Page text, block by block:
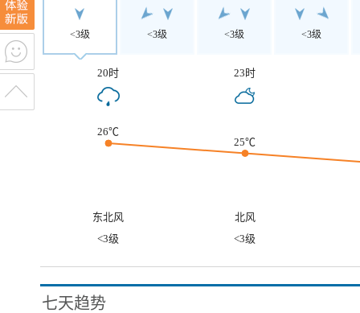
<3级 <3级 <3级 <3级
20时 23时
26℃
25℃
东北风
北风
<3级
<3级
七天趋势